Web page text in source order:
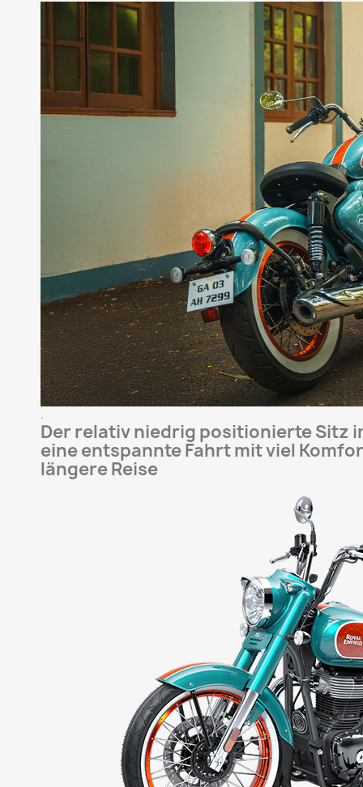
.
Der relativ niedrig positionierte Sitz
eine entspannte Fahrt mit viel
längere Reise